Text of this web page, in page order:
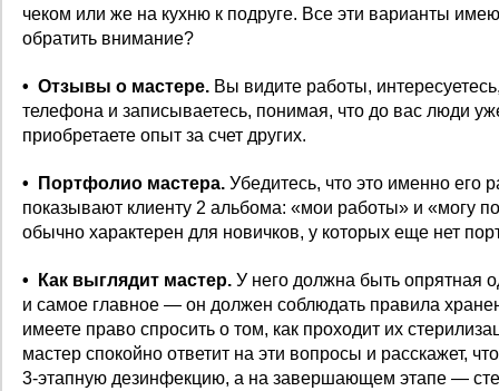
чеком или же на кухню к подруге. Все эти варианты
обратить внимание?
• Отзывы о мастере. Вы видите работы,
телефона и записываетесь, понимая, что до вас люди
приобретаете опыт за счет других.
• Портфолио мастера. Убедитесь, что это именно его
показывают клиенту 2 альбома: «мои работы» и «могу
обычно характерен для новичков, у которых еще нет
• Как выглядит мастер. У него должна быть опрятная
и самое главное — он должен соблюдать правила
имеете право спросить о том, как проходит их
мастер спокойно ответит на эти вопросы и расскажет,
3‑этапную дезинфекцию, а на завершающем этапе —